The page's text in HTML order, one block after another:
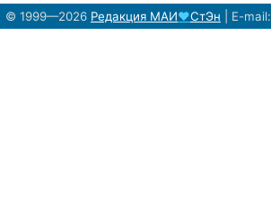
© 1999—2026 Редакция МАИ♥СтЭн E-mail: